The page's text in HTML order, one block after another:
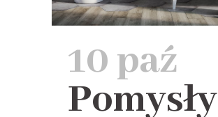
10 paź
Pomysły